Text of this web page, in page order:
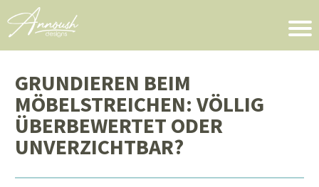
GRUNDIEREN BEIM
MÖBELSTREICHEN: VÖLLIG
ÜBERBEWERTET ODER
UNVERZICHTBAR?